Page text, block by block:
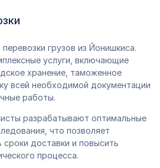
грузов из Йонишкиса.
услуги, включающие
хранение, таможенное
всей необходимой документации
работы.
разрабатывают оптимальные
что позволяет
сроки доставки и повысить
процесса.